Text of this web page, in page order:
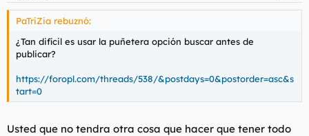
PaTriZia rebuznó:
¿Tan difícil es usar la puñetera opción buscar antes de
publicar?
https://foropl.com/threads/538/&postdays=0&postorder=asc&s
tart=0
Usted que no tendra otra cosa que hacer que tener todo